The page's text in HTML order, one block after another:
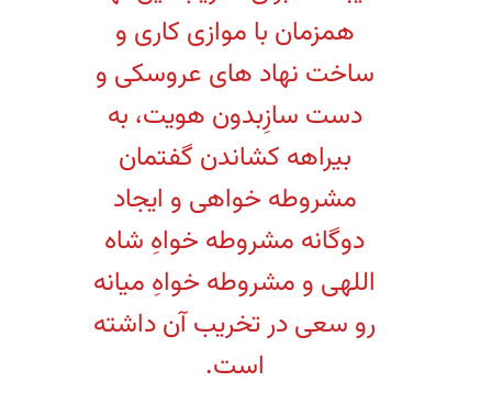
همزمان با موازی کاری و
ساخت نهاد های عروسکی و
دست سازِبدون هویت، به
بیراهه کشاندن گفتمان
مشروطه خواهی و ایجاد
دوگانه مشروطه خواهِ شاه
اللهی و مشروطه خواهِ میانه
رو سعی در تخریب آن داشته
است.